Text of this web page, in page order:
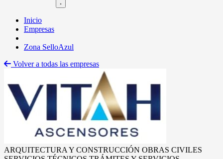
Inicio
Empresas
Zona SelloAzul
Volver a todas las empresas
ARQUITECTURA Y CONSTRUCCIÓN OBRAS CIVILES